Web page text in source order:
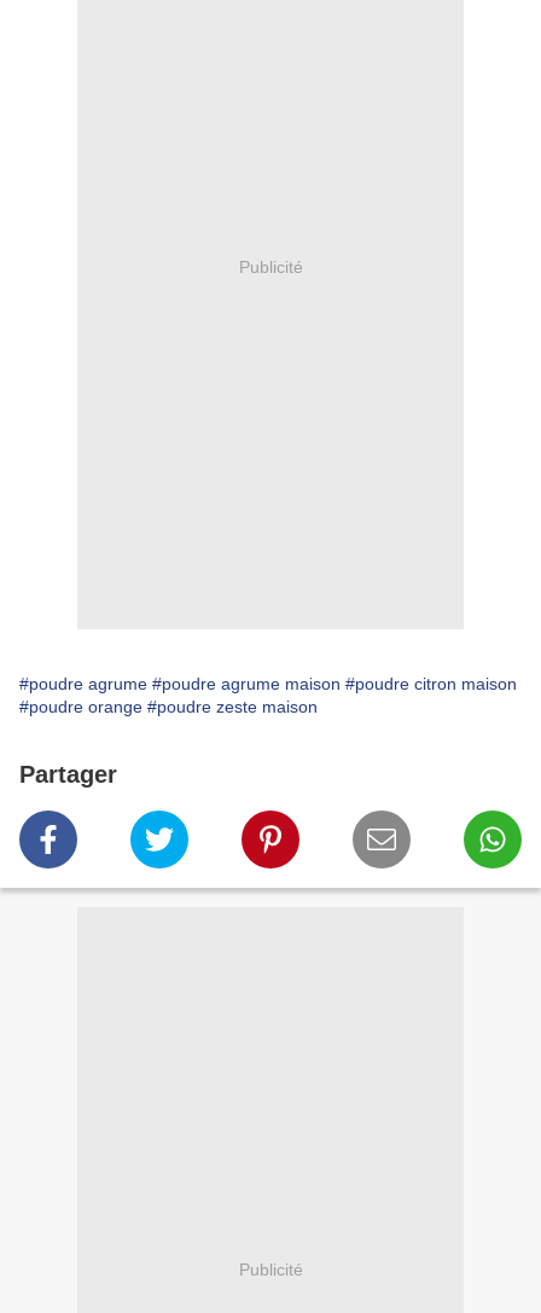
Publicité
#poudre agrume #poudre agrume maison #poudre citron maison
#poudre orange #poudre zeste maison
Partager
Publicité